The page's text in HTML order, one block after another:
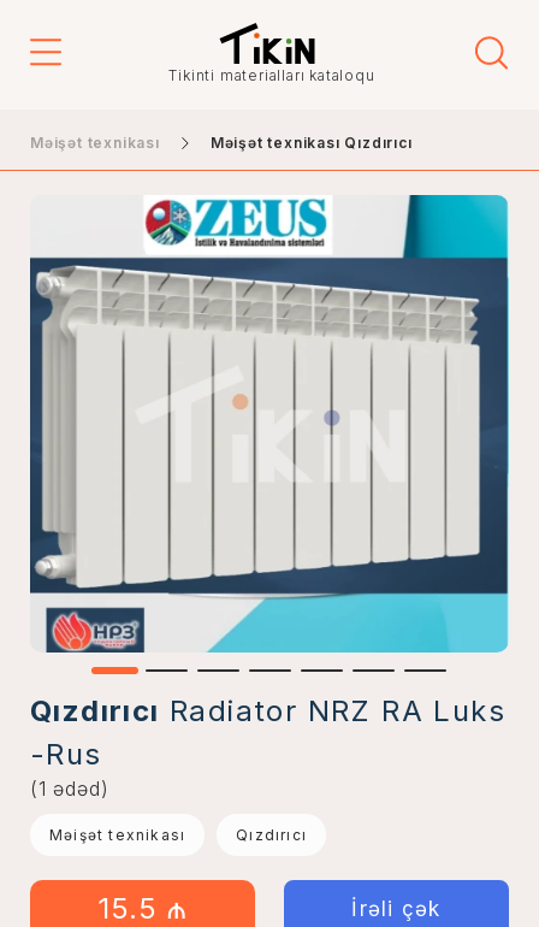
Tikinti materialları kataloqu
Məişət texnikası Məişət texnikası Qızdırıcı
Qızdırıcı Radiator NRZ RA Luks
-Rus
(1 ədəd)
Məişət texnikası Qızdırıcı
15.5 ₼ İrəli çək